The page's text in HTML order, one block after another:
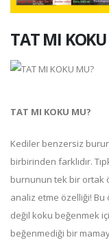
TAT MI
TAT MI KOKU MU?
Kediler benzersiz
birbirinden farklıdır.
burnunun tek bir ortak
analiz etme özelliği!
değil koku beğenmek
beğenmediği bir